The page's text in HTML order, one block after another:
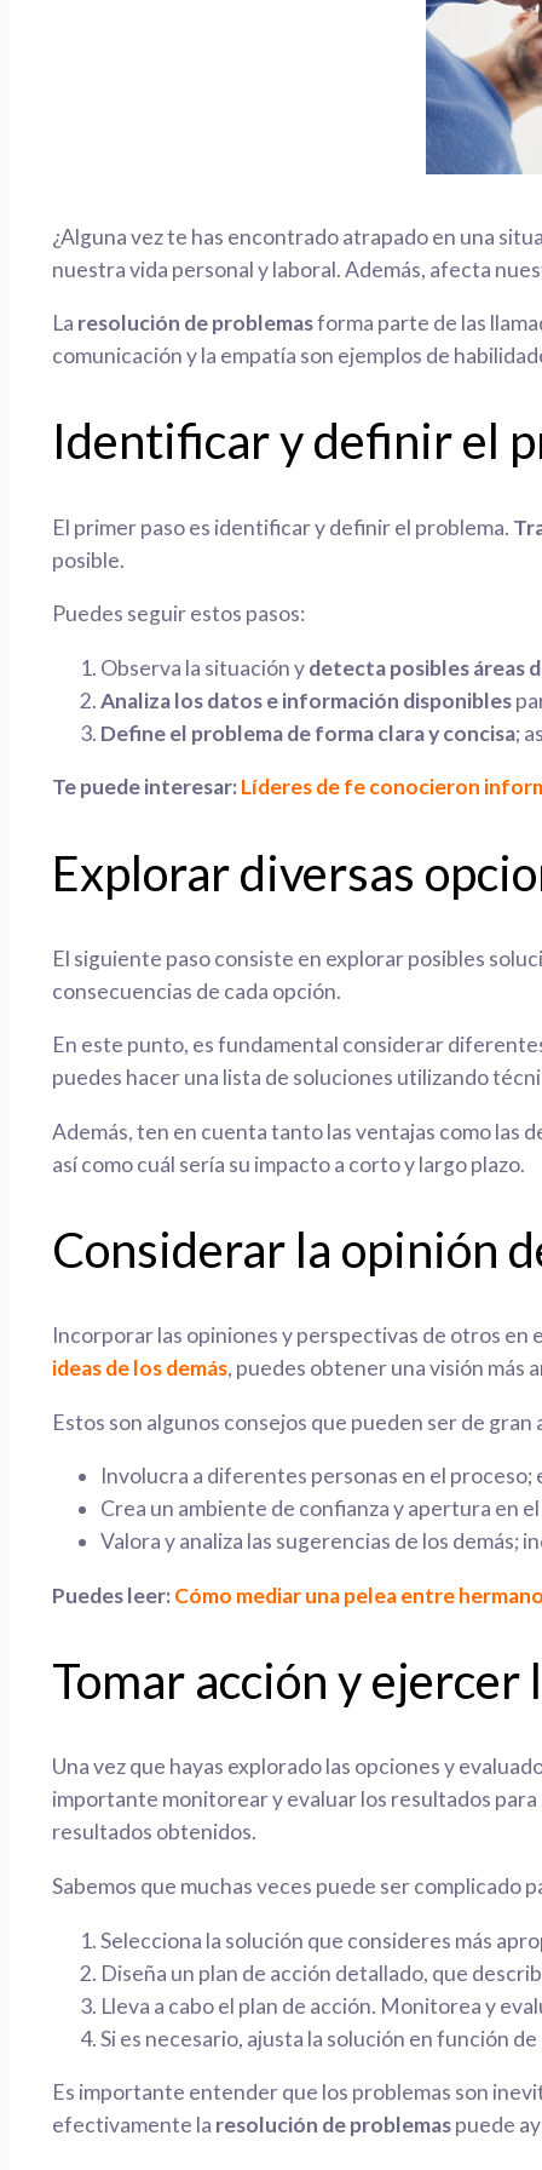
¿Alguna vez te has encontrado atrapado en una
nuestra vida personal y laboral. Además, afecta
La resolución de problemasforma parte de las
comunicación y la empatía son ejemplos de
Identificar y definir el
El primer paso es identificar y definir el problema.
posible.
Puedes seguir estos pasos:
Observa la situación ydetecta posibles áreas
Analiza los datos e información disponibles
Define el problema de forma clara y concisa;
Te puede interesar:Líderes de fe conocieron
Explorar diversas
El siguiente paso consiste en explorar posibles
consecuencias de cada opción.
En este punto, es fundamental considerar
puedes hacer una lista de soluciones utilizando
Además, ten en cuenta tanto las ventajas como las
así como cuál sería su impacto a corto y largo plazo.
Considerar la opinión
Incorporar las opiniones y perspectivas de otros en
ideas de los demás, puedes obtener una visión más
Estos son algunos consejos que pueden ser de gran
Involucra a diferentes personas en el
Crea un ambiente de confianza y apertura en
Valora y analiza las sugerencias de los demás;
Puedes leer:Cómo mediar una pelea entre
Tomar acción y
Una vez que hayas explorado las opciones y
importante monitorear y evaluar los resultados
resultados obtenidos.
Sabemos que muchas veces puede ser complicado
Selecciona la solución que consideres más
Diseña un plan de acción detallado, que
Lleva a cabo el plan de acción. Monitorea y
Si es necesario, ajusta la solución en función
Es importante entender que los problemas son
efectivamente la resolución de problemaspuede